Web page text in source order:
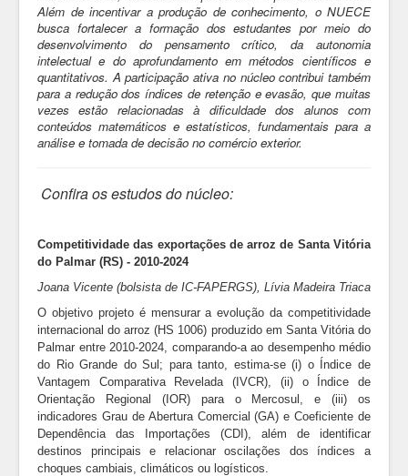
Além de incentivar a produção de conhecimento, o NUECE
busca fortalecer a formação dos estudantes por meio do
desenvolvimento do pensamento crítico, da autonomia
intelectual e do aprofundamento em métodos científicos e
quantitativos. A participação ativa no núcleo contribui também
para a redução dos índices de retenção e evasão, que muitas
vezes estão relacionadas à dificuldade dos alunos com
conteúdos matemáticos e estatísticos, fundamentais para a
análise e tomada de decisão no comércio exterior.
Confira os estudos do núcleo:
Competitividade das exportações de arroz de Santa Vitória
do Palmar (RS) - 2010-2024
Joana Vicente (bolsista de IC-FAPERGS), Lívia Madeira Triaca
O objetivo projeto é mensurar a evolução da competitividade
internacional do arroz (HS 1006) produzido em Santa Vitória do
Palmar entre 2010-2024, comparando-a ao desempenho médio
do Rio Grande do Sul; para tanto, estima-se (i) o Índice de
Vantagem Comparativa Revelada (IVCR), (ii) o Índice de
Orientação Regional (IOR) para o Mercosul, e (iii) os
indicadores Grau de Abertura Comercial (GA) e Coeficiente de
Dependência das Importações (CDI), além de identificar
destinos principais e relacionar oscilações dos índices a
choques cambiais, climáticos ou logísticos.